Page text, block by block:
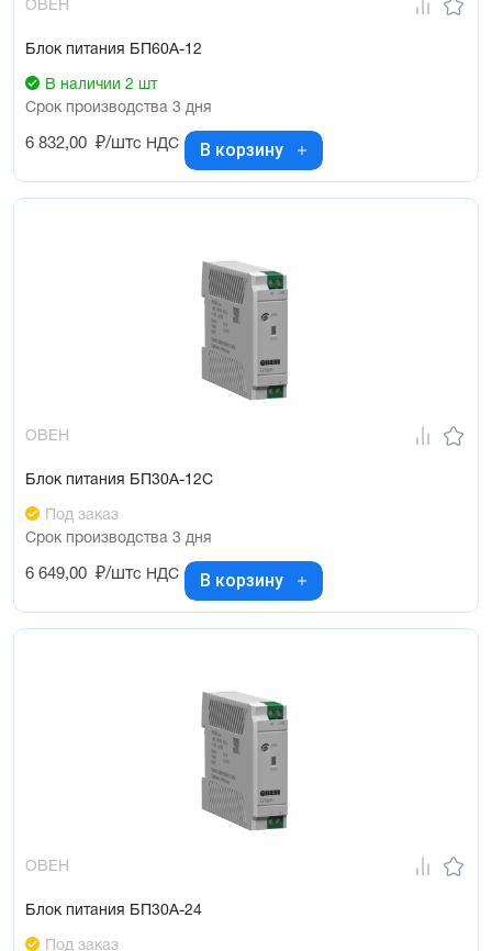
ОВЕН
Блок питания БП60А-12
В наличии 2 шт
Срок производства 3 дня
6 832,00 ₽/штс НДС В корзину
ОВЕН
Блок питания БП30А-12С
Под заказ
Срок производства 3 дня
6 649,00 ₽/штс НДС В корзину
ОВЕН
Блок питания БП30А-24
Под заказ